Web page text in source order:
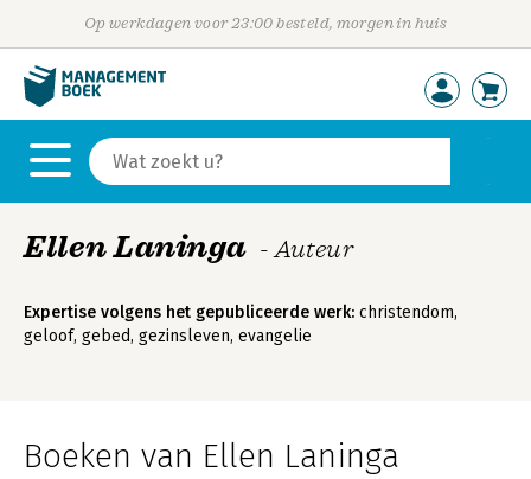
Op werkdagen voor 23:00 besteld, morgen in huis
Ellen Laninga - Auteur
Expertise volgens het gepubliceerde werk: christendom,
geloof, gebed, gezinsleven, evangelie
Boeken van Ellen Laninga